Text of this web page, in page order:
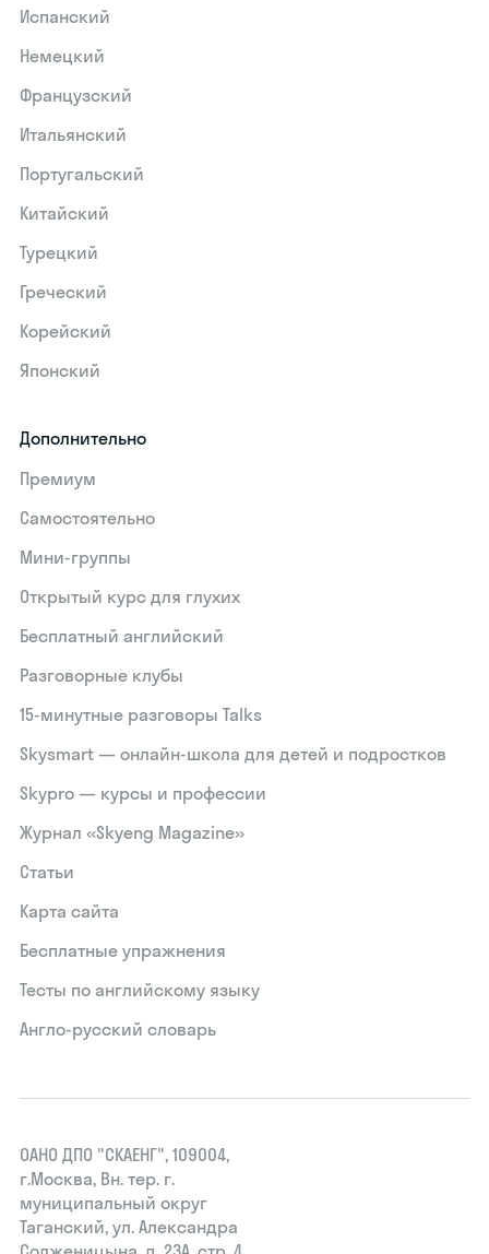
Испанский
Немецкий
Французский
Итальянский
Португальский
Китайский
Турецкий
Греческий
Корейский
Японский
Дополнительно
Премиум
Самостоятельно
Мини-группы
Открытый курс для глухих
Бесплатный английский
Разговорные клубы
15‑минутные разговоры Talks
Skysmart — онлайн-школа для детей и подростков
Skypro — курсы и профессии
Журнал «Skyeng Magazine»
Статьи
Карта сайта
Бесплатные упражнения
Тесты по английскому языку
Англо-русский словарь
ОАНО ДПО "СКАЕНГ", 109004,
г.Москва, Вн. тер. г.
муниципальный округ
Таганский, ул. Александра